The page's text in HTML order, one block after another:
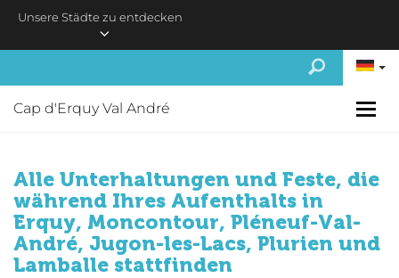
Skip to main content
Unsere Städte zu entdecken
Cap d'Erquy Val André
Alle Unterhaltungen und Feste, die
während Ihres Aufenthalts in
Erquy, Moncontour, Pléneuf-Val-
André, Jugon-les-Lacs, Plurien und
Lamballe stattfinden